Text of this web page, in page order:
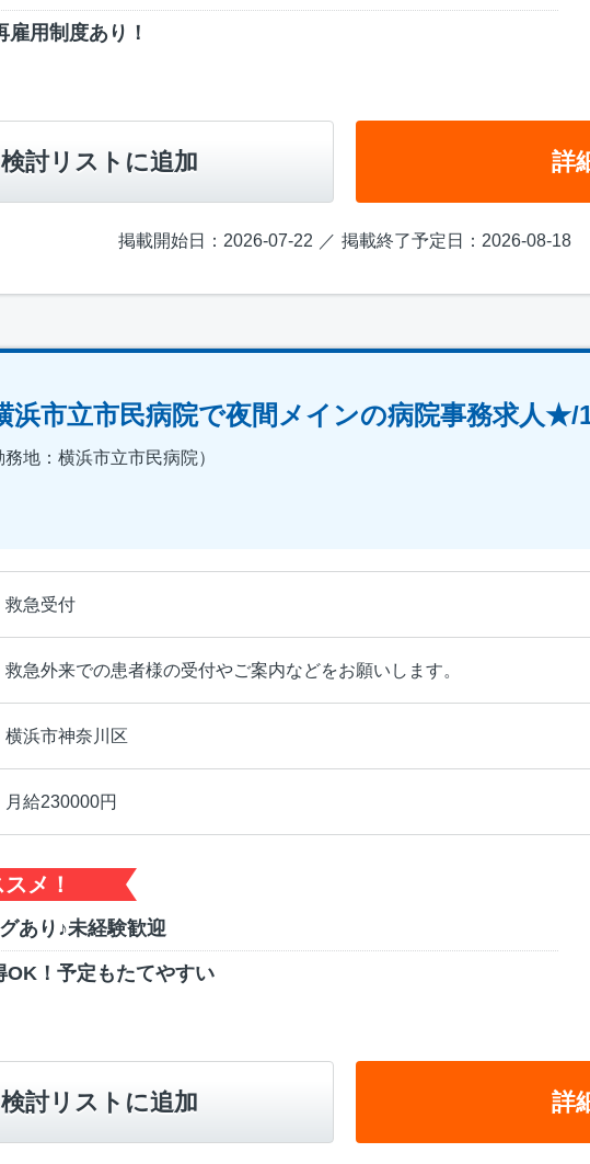
用制度あり！
検討リストに追加 詳
掲載開始日：2026-07-22 掲載終了予定日：2026-08-18
浜市立市民病院で夜間メインの病院事務求人★/
地：横浜市立市民病院）
救急受付
救急外来での患者様の受付やご案内などをお願いします。
横浜市神奈川区
月給230000円
メ！
あり♪未経験歓迎
OK！予定もたてやすい
検討リストに追加 詳